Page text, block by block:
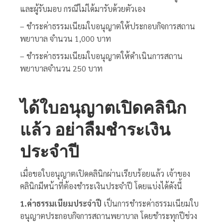
และผู้รับมอบ กรณีไม่ได้มารับด้วยตัวเอง
– ชำระค่าธรรมเนียมใบอนุญาตให้ประกอบกิจการสถาน
พยาบาล จำนวน 1,000 บาท
– ชำระค่าธรรมเนียมใบอนุญาตให้ดำเนินการสถาน
พยาบาลจำนวน 250 บาท
ได้ใบอนุญาตเปิดคลินิก
แล้ว อย่าลืมชำระเงิน
ประจำปี
เมื่อขอใบอนุญาตเปิดคลินิกผ่านเรียบร้อยแล้ว เจ้าของ
คลินิกมีหน้าที่ต้องชำระเงินประจำปี โดยแบ่งได้ดังนี้
1.ค่าธรรมเนียมประจำปี เป็นการชำระค่าธรรมเนียมใบ
อนุญาตประกอบกิจการสถานพยาบาล โดยชำระทุกปีช่วง